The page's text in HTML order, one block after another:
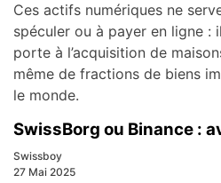
Ces actifs numériques ne
spéculer ou à payer en ligne :
porte à l’acquisition de
même de fractions de biens
le monde.
SwissBorg ou Binance :
Swissboy
27 Mai 2025